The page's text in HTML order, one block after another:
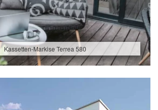
Kassetten-Markise Terrea 580